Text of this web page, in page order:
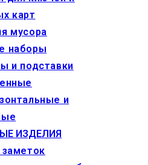
карт
мусора
наборы
и подставки
и
ИЗДЕЛИЯ
заметок